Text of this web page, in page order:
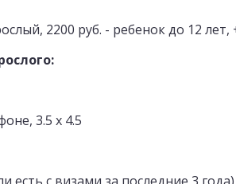
2200 руб. - ребенок до 12 лет,
3.5 х 4.5